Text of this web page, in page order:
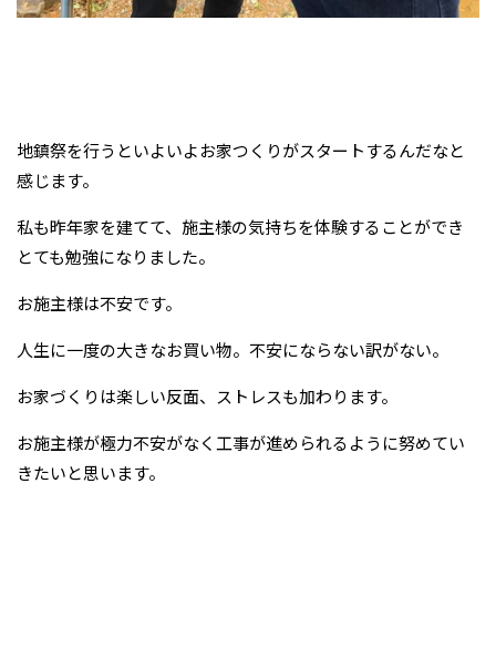
地鎮祭を行うといよいよお家つくりがスタートするんだなと
感じます。
私も昨年家を建てて、施主様の気持ちを体験することができ
とても勉強になりました。
お施主様は不安です。
人生に一度の大きなお買い物。不安にならない訳がない。
お家づくりは楽しい反面、ストレスも加わります。
お施主様が極力不安がなく工事が進められるように努めてい
きたいと思います。